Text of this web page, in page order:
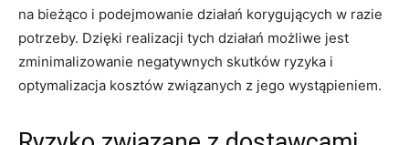
na bieżąco i‌ podejmowanie działań ‍korygujących w razie
potrzeby. Dzięki realizacji tych działań możliwe jest
zminimalizowanie negatywnych skutków ​ryzyka i
optymalizacja kosztów związanych‌ z jego wystąpieniem.